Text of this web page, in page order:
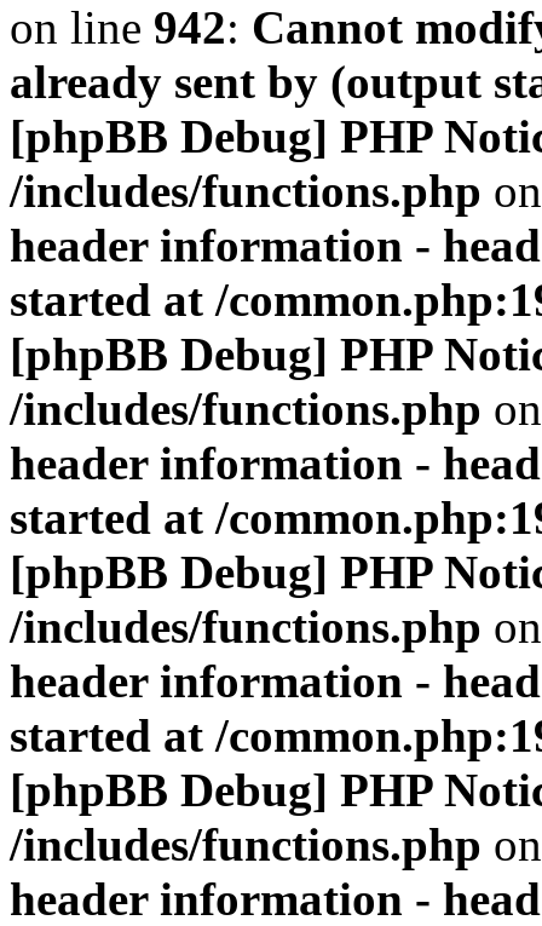
on line 942: Cannot
already sent by (output
[phpBB Debug] PHP
/includes/functions.php
header information -
started at /
[phpBB Debug] PHP
/includes/functions.php
header information -
started at /
[phpBB Debug] PHP
/includes/functions.php
header information -
started at /
[phpBB Debug] PHP
/includes/functions.php
header information -